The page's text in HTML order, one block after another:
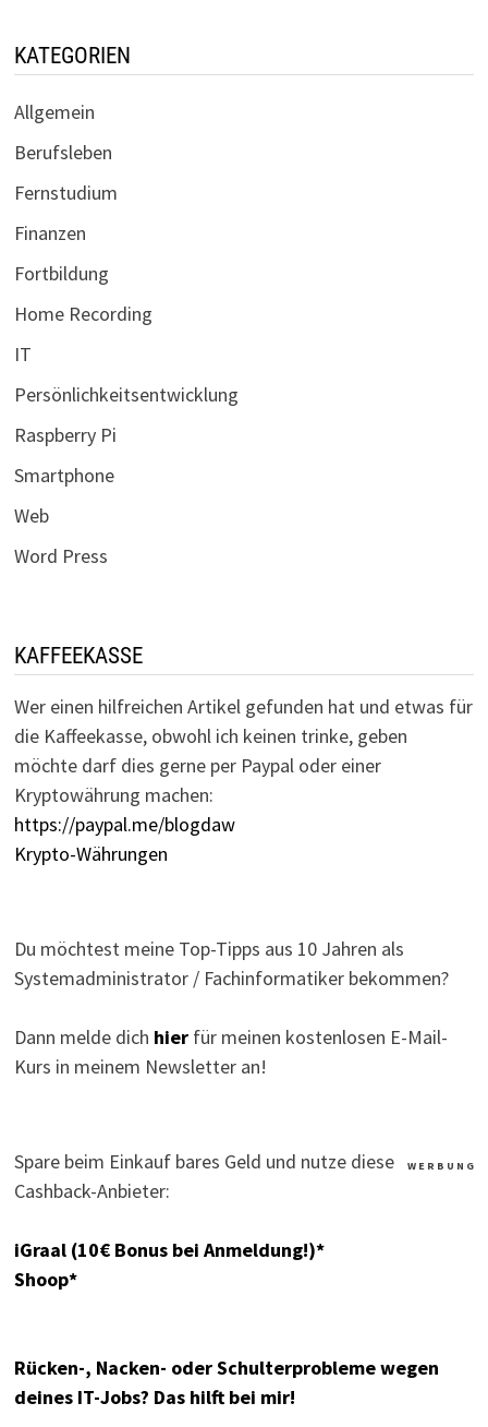
KATEGORIEN
Allgemein
Berufsleben
Fernstudium
Finanzen
Fortbildung
Home Recording
IT
Persönlichkeitsentwicklung
Raspberry Pi
Smartphone
Web
Word Press
KAFFEEKASSE
Wer einen hilfreichen Artikel gefunden hat und etwas für
die Kaffeekasse, obwohl ich keinen trinke, geben
möchte darf dies gerne per Paypal oder einer
Kryptowährung machen:
https://paypal.me/blogdaw
Krypto-Währungen
Du möchtest meine Top-Tipps aus 10 Jahren als
Systemadministrator / Fachinformatiker bekommen?
Dann melde dich hierfür meinen kostenlosen E-Mail-
Kurs in meinem Newsletter an!
W E R B U N G
Spare beim Einkauf bares Geld und nutze diese
Cashback-Anbieter:
iGraal (10€ Bonus bei Anmeldung!)*
Shoop*
Rücken-, Nacken- oder Schulterprobleme wegen
deines IT-Jobs? Das hilft bei mir!